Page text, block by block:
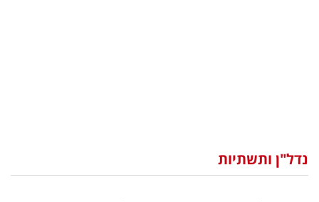
וצרכנות
נדל"ן ותשתיות